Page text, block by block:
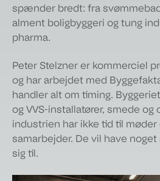
spænder bredt: fra
alment boligbyggeri og tung
pharma.
Peter Stelzner er kommerciel
og har arbejdet med
handler alt om timing.
og VVS-installatører, smede og
industrien har ikke tid til møder
samarbejder. De vil have
sig til.